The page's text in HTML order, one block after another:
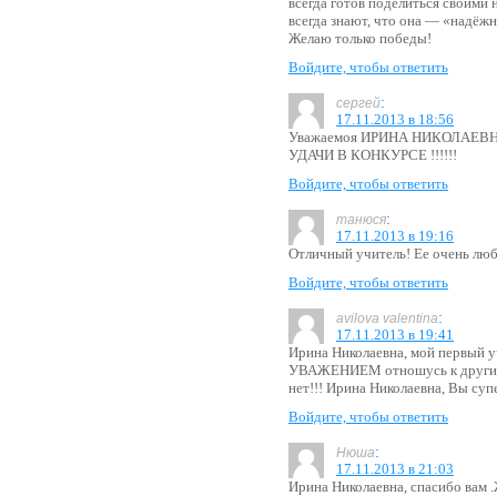
всегда знают, что она —
Желаю только победы!
Войдите, чтобы ответить
сергей:
17.11.2013 в 18:56
Уважаемоя ИРИНА
УДАЧИ В КОНКУРСЕ !!!!!!
Войдите, чтобы ответить
танюся:
17.11.2013 в 19:16
Отличный учитель! Ее очень
Войдите, чтобы ответить
avilova valentina:
17.11.2013 в 19:41
Ирина Николаевна, мой первый
УВАЖЕНИЕМ отношусь к другим
нет!!! Ирина Николаевна, Вы
Войдите, чтобы ответить
Нюша:
17.11.2013 в 21:03
Ирина Николаевна, спасибо